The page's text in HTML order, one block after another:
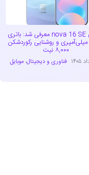
هواوی nova 16 SE معرفی شد: باتری
۸,۵۰۰ میلی‌آمپری و روشنایی رکوردشکن
۸,۰۰۰ نیت
فناوری و دیجیتال،موبایل